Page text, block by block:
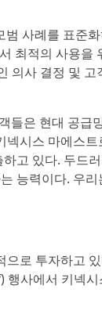
사례를 표준
최적의 사용을
의사 결정 및
들은 현대 공급
시스 마에스
고 있다. 두드
능력이다. 우
로 투자하고
사에서 키넥